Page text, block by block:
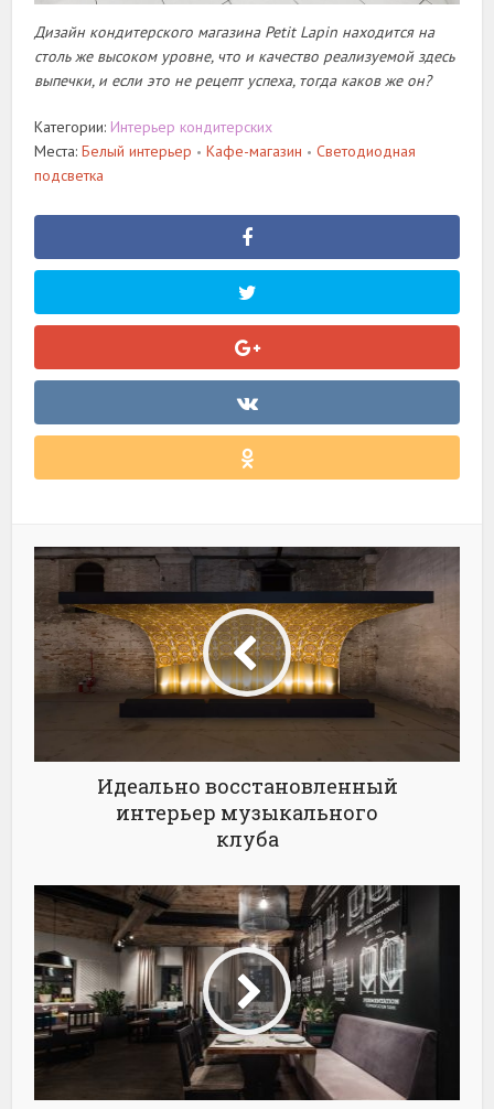
Дизайн кондитерского магазина Petit Lapin находится на
столь же высоком уровне, что и качество реализуемой здесь
выпечки, и если это не рецепт успеха, тогда каков же он?
Категории: Интерьер кондитерских
Места:Белый интерьер • Кафе-магазин • Светодиодная
подсветка
Идеально восстановленный
интерьер музыкального
клуба